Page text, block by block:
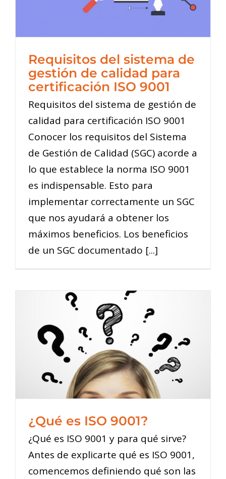
Requisitos del sistema de
gestión de calidad para
certificación ISO 9001
Requisitos del sistema de gestión de
calidad para certificación ISO 9001
Conocer los requisitos del Sistema
de Gestión de Calidad (SGC) acorde a
lo que establece la norma ISO 9001
es indispensable. Esto para
implementar correctamente un SGC
que nos ayudará a obtener los
máximos beneficios. Los beneficios
de un SGC documentado [...]
¿Qué es ISO 9001?
¿Qué es ISO 9001 y para qué sirve?
Antes de explicarte qué es ISO 9001,
comencemos definiendo qué son las